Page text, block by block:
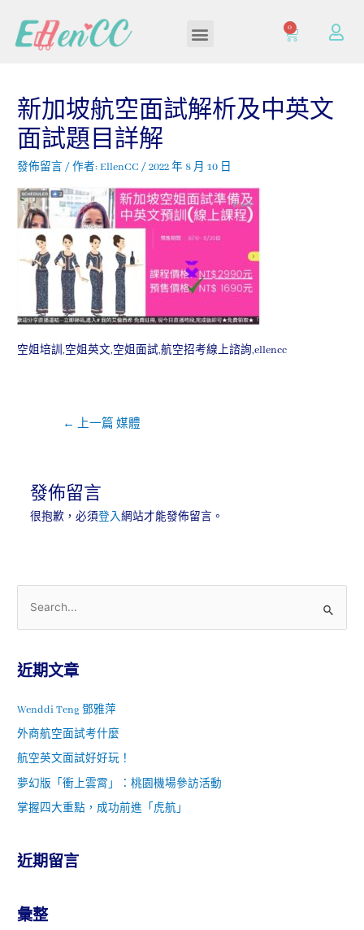
0
新加坡航空面試解析及中英文
面試題目詳解
發佈留言 / 作者:EllenCC/2022 年 8 月 10 日
空姐培訓,空姐英文,空姐面試,航空招考線上諮詢,ellencc
← 上一篇 媒體
發佈留言
很抱歉，必須登入網站才能發佈留言。
近期文章
Wenddi Teng 鄧雅萍
外商航空面試考什麼
航空英文面試好好玩！
夢幻版「衝上雲霄」：桃園機場參訪活動
掌握四大重點，成功前進「虎航」
近期留言
彙整